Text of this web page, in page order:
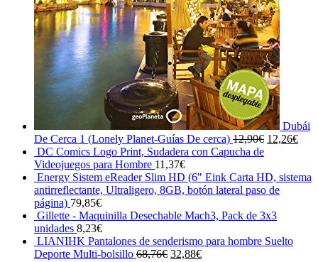
Dubái
De Cerca 1 (Lonely Planet-Guías De cerca) 12,90€ El
era:
12,90€.
12,26€El
es:
DC Comics Logo Print, Sudadera con Capucha de
Videojuegos para Hombre 11,37€
Energy Sistem eReader Slim HD (6" Eink Carta HD, sistema
antirreflectante, Ultraligero, 8GB, botón lateral paso de
página) 79,85€
Gillette - Maquinilla Desechable Mach3, Pack de 3x3
unidades 8,23€
LIANIHK Pantalones de senderismo para hombre Suelto
Deporte Multi-bolsillo 68,76€ El
32,88€El